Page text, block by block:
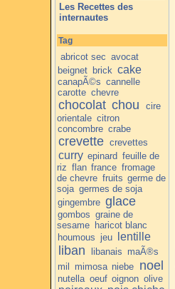
Les Recettes des
internautes
Tag
abricot sec avocat
beignet brick cake
canapÃ©s cannelle
carotte chevre
chocolat chou
cire
orientale citron
concombre crabe
crevette crevettes
curry epinard feuille de
riz flan france fromage
de chevre fruits germe de
soja germes de soja
gingembre glace
gombos graine de
sesame haricot blanc
houmous jeu lentille
liban libanais maÃ®s
mil mimosa niebe noel
nutella oeuf oignon olive